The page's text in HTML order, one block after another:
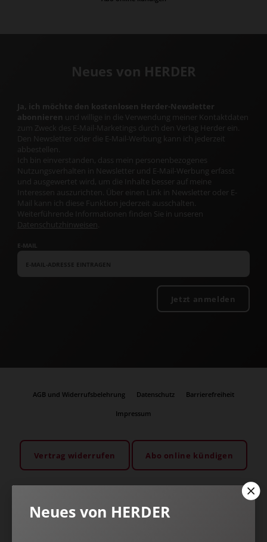
Neues von HERDER
Ja, ich möchte den kostenlosen Herder-Newsletter
abonnieren und willige in die Verwendung meiner Kontaktdaten
zum Zweck des E-Mail-Marketings durch den Verlag Herder ein.
Den Newsletter oder die E-Mail-Werbung kann ich jederzeit
abbestellen.
Ich bin einverstanden, dass mein personenbezogenes
Nutzungsverhalten in Newsletter und E-Mail-Werbung erfasst
und ausgewertet wird, um die Inhalte besser auf meine
Interessen auszurichten. Über einen Link in Newsletter oder E-
Mail kann ich diese Funktion jederzeit ausschalten.
Weiterführende Informationen finden Sie in unseren
Datenschutzhinweisen
E-MAIL
Jetzt anmelden
AGB und Widerrufsbelehrung Datenschutz Barrierefreiheit
Impressum
Vertrag widerrufen Abo online kündigen
Neues von HERDER